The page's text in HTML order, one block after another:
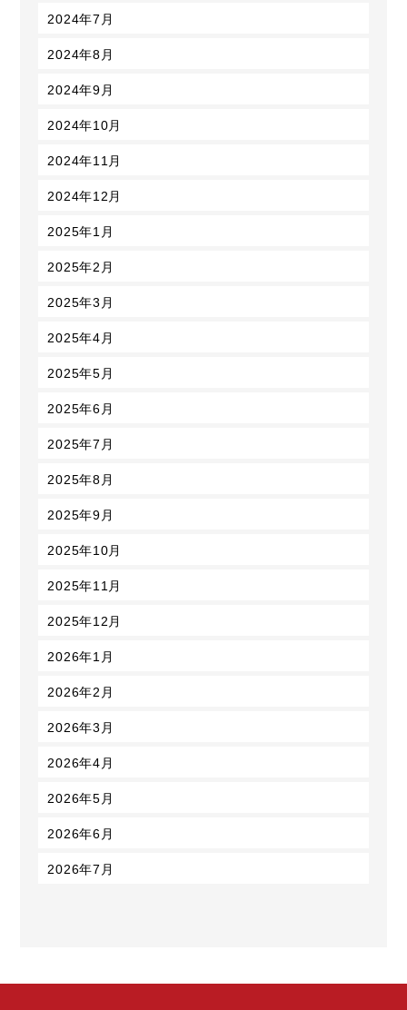
2024年7月
2024年8月
2024年9月
2024年10月
2024年11月
2024年12月
2025年1月
2025年2月
2025年3月
2025年4月
2025年5月
2025年6月
2025年7月
2025年8月
2025年9月
2025年10月
2025年11月
2025年12月
2026年1月
2026年2月
2026年3月
2026年4月
2026年5月
2026年6月
2026年7月